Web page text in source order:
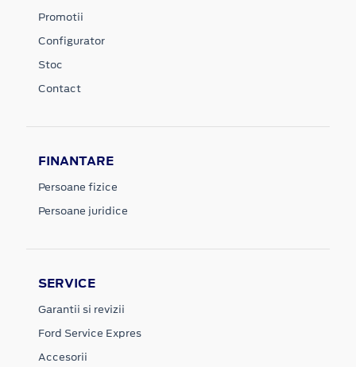
Promotii
Configurator
Stoc
Contact
FINANTARE
Persoane fizice
Persoane juridice
SERVICE
Garantii si revizii
Ford Service Expres
Accesorii